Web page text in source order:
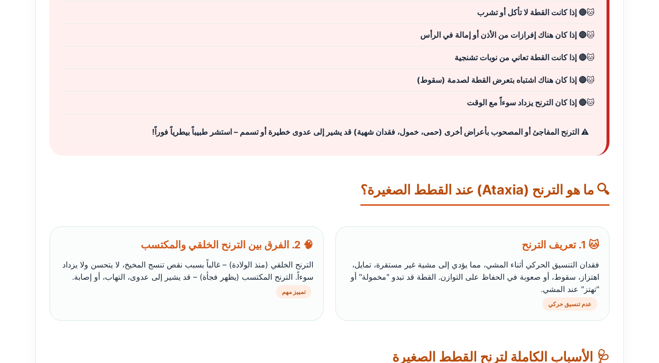
🔴 إذا كانت القطة لا تأكل أو تشرب
🔴 إذا كان هناك إفرازات من الأذن أو إمالة في الرأس
🔴 إذا كانت القطة تعاني من نوبات تشنجية
🔴 إذا كان هناك اشتباه بتعرض القطة لصدمة (سقوط)
🔴 إذا كان الترنح يزداد سوءاً مع الوقت
⚠️ الترنح المفاجئ أو المصحوب بأعراض أخرى (حمى، خمول، فقدان شهية) قد يشير إلى عدوى خطيرة أو تسمم – استشر طبيباً بيطرياً فوراً!
🔍 ما هو الترنح (Ataxia) عند القطط الصغيرة؟
🐱 1. تعريف الترنح
فقدان التنسيق الحركي أثناء المشي، مما يؤدي إلى مشية غير مستقرة، تمايل،
اهتزاز، سقوط، أو صعوبة في الحفاظ على التوازن. القطة قد تبدو "مخمولة" أو
"تهتز" عند المشي.
عدم تنسيق حركي
🧠 2. الفرق بين الترنح الخلقي والمكتسب
الترنح الخلقي (منذ الولادة) – غالباً بسبب نقص تنسج المخيخ، لا يتحسن ولا يزداد
سوءاً. الترنح المكتسب (يظهر فجأة) – قد يشير إلى عدوى، التهاب، أو إصابة.
تمييز مهم
🩺 الأسباب الكاملة لترنح القطط الصغيرة